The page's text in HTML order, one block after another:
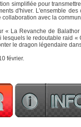
simplifiée pour
d'hiver. L'ensemble
avec la
« La Revanche de
lesquels le redoutable raid «
le dragon légendaire
février.